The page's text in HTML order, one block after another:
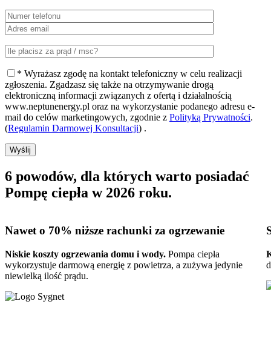
* Wyrażasz zgodę na kontakt telefoniczny w celu realizacji
zgłoszenia. Zgadzasz się także na otrzymywanie drogą
elektroniczną informacji związanych z ofertą i działalnością
www.neptunenergy.pl oraz na wykorzystanie podanego adresu e-
mail do celów marketingowych, zgodnie z Polityką Prywatności.
(Regulamin Darmowej Konsultacji) .
Wyślij
6 powodów, dla których warto posiadać
Pompę ciepła w 2026 roku.
Nawet o 70% niższe rachunki za ogrzewanie
Niskie koszty ogrzewania domu i wody. Pompa ciepła
wykorzystuje darmową energię z powietrza, a zużywa jedynie
niewielką ilość prądu.